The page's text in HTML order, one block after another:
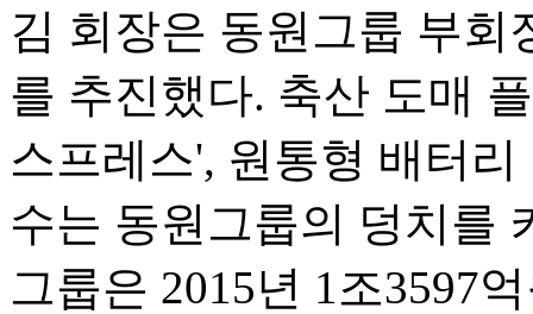
김 회장은 동원그룹 부
를 추진했다. 축산 도매
스프레스', 원통형 배터
수는 동원그룹의 덩치를
그룹은 2015년 1조3597